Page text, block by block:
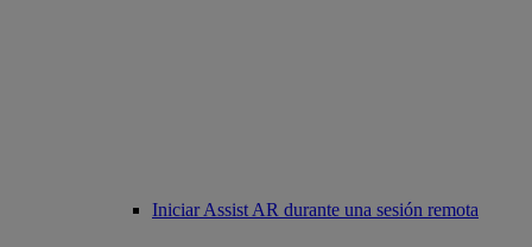
Iniciar Assist AR durante una sesión remota